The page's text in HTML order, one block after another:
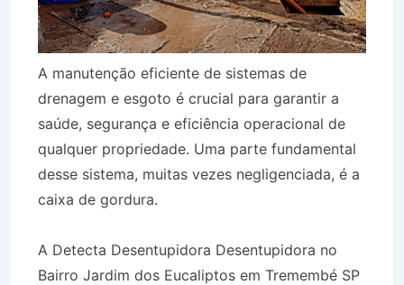
A manutenção eficiente de sistemas de
drenagem e esgoto é crucial para garantir a
saúde, segurança e eficiência operacional de
qualquer propriedade. Uma parte fundamental
desse sistema, muitas vezes negligenciada, é a
caixa de gordura.
A Detecta Desentupidora Desentupidora no
Bairro Jardim dos Eucaliptos em Tremembé SP